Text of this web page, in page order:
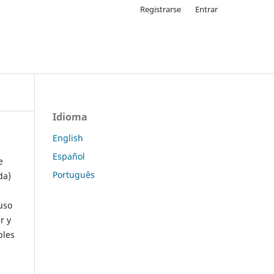
Registrarse Entrar
y
Idioma
English
Español
Português